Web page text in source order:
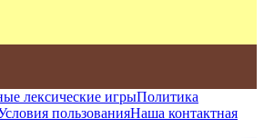
лексические игрыПолитика
пользованияНаша контактная